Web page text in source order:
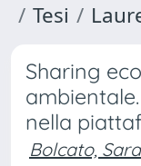
Tesi
Sharing
nella
Bolcato, Sara